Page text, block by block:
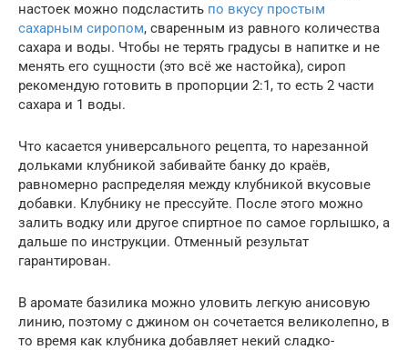
настоек можно подсластить по вкусу простым
сахарным сиропом, сваренным из равного количества
сахара и воды. Чтобы не терять градусы в напитке и не
менять его сущности (это всё же настойка), сироп
рекомендую готовить в пропорции 2:1, то есть 2 части
сахара и 1 воды.
Что касается универсального рецепта, то нарезанной
дольками клубникой забивайте банку до краёв,
равномерно распределяя между клубникой вкусовые
добавки. Клубнику не прессуйте. После этого можно
залить водку или другое спиртное по самое горлышко, а
дальше по инструкции. Отменный результат
гарантирован.
В аромате базилика можно уловить легкую анисовую
линию, поэтому с джином он сочетается великолепно, в
то время как клубника добавляет некий сладко-